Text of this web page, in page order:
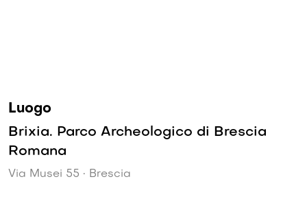
Luogo
Brixia. Parco Archeologico di Brescia
Romana
Via Musei 55 • Brescia